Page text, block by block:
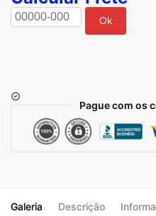
Ok
Pague com os
Galeria Descrição